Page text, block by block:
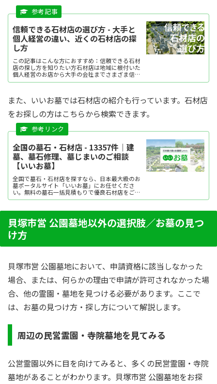
信頼できる石材店の選び方 - 大手と
個人経営の違い、近くの石材店の探
し方
この記事はこんな方におすすめ：信頼できる石材
店の探し方を知りたい方石材店は地域に根付いた
個人経営のお店から大手の会社までさまざま信頼
できる店を探すには、石材知識の詳しさや見積
また、いいお墓では石材店の紹介も行っています。石材店
をお探しの方はこちらから検索できます。
全国の墓石・石材店 - 13357件｜建
墓、墓石修理、墓じまいのご相談
【いいお墓】
全国で墓石・石材店を探すなら、日本最大級のお
墓ポータルサイト「いいお墓」にお任せくださ
い。無料の墓石一括見積もりで優良石材店をご紹
介。墓石や石材店の選び方のほか、建墓、墓石修
貝塚市営 公園墓地以外の選択肢／お墓の見つ
け方
貝塚市営 公園墓地において、申請資格に該当しなかった
場合、または、何らかの理由で申請が許可されなかった場
合、他の霊園・墓地を見つける必要があります。ここで
は、お墓の見つけ方・探し方について解説します。
周辺の民営霊園・寺院墓地を見てみる
公営霊園以外に目を向けてみると、多くの民営霊園・寺院
墓地があることがわかります。貝塚市営 公園墓地をお探